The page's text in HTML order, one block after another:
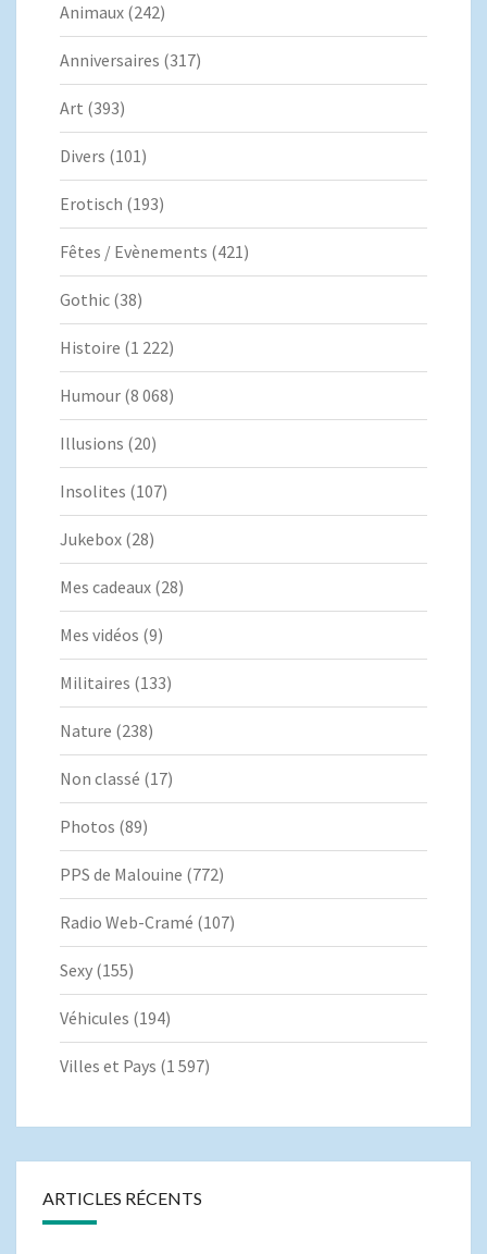
Animaux (242)
Anniversaires (317)
Art (393)
Divers (101)
Erotisch (193)
Fêtes / Evènements (421)
Gothic (38)
Histoire (1 222)
Humour (8 068)
Illusions (20)
Insolites (107)
Jukebox (28)
Mes cadeaux (28)
Mes vidéos (9)
Militaires (133)
Nature (238)
Non classé (17)
Photos (89)
PPS de Malouine (772)
Radio Web-Cramé (107)
Sexy (155)
Véhicules (194)
Villes et Pays (1 597)
ARTICLES RÉCENTS